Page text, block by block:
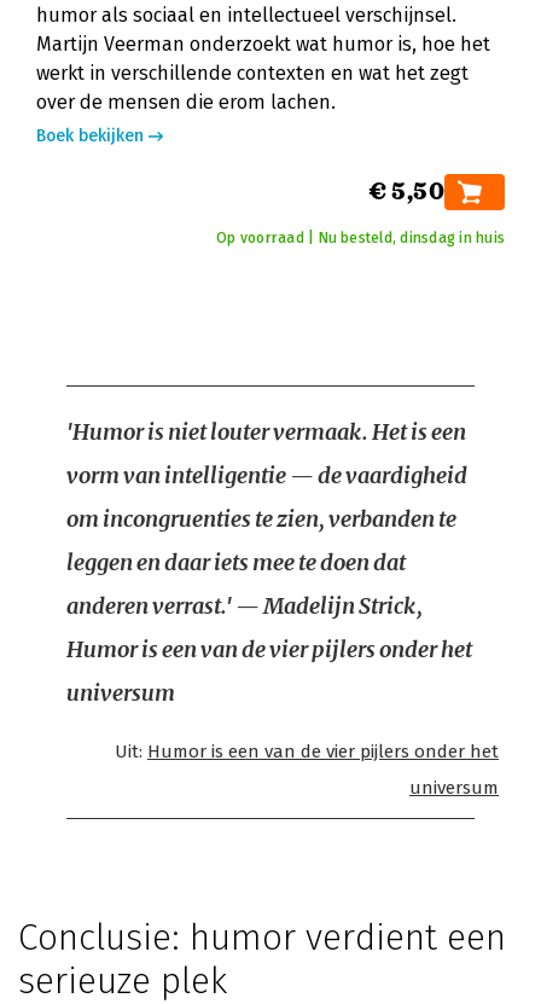
humor als sociaal en intellectueel verschijnsel.
Martijn Veerman onderzoekt wat humor is, hoe het
werkt in verschillende contexten en wat het zegt
over de mensen die erom lachen.
Boek bekijken
€ 5,50
Op voorraad | Nu besteld, dinsdag in huis
'Humor is niet louter vermaak. Het is een
vorm van intelligentie — de vaardigheid
om incongruenties te zien, verbanden te
leggen en daar iets mee te doen dat
anderen verrast.' — Madelijn Strick,
Humor is een van de vier pijlers onder het
universum
Uit: Humor is een van de vier pijlers onder het
universum
Conclusie: humor verdient een
serieuze plek